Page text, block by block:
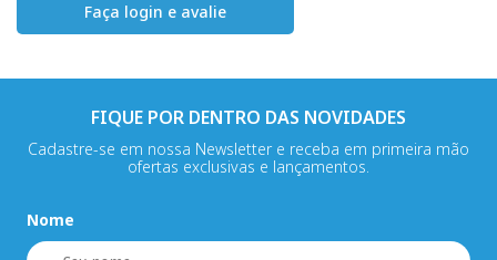
Faça login e avalie
FIQUE POR DENTRO DAS NOVIDADES
Cadastre-se em nossa Newsletter e receba em primeira mão
ofertas exclusivas e lançamentos.
Nome